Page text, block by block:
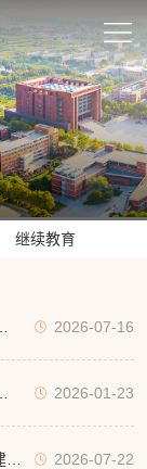
继续教育
2026-07-16
2026-01-23
2026-07-22